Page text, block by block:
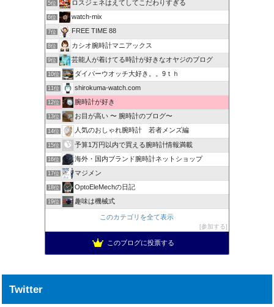
5位 ロスジェネはえてしてこだわりすぎる
6位 watch-mix
7位 FREE TIME 88
8位 カシオ腕時計マニアックス
9位 芸能人が着けてる時計が好きなオヤジのブログ
10位 ダイバーウオッチ大好き。。9ｔｈ
11位 shirokuma-watch.com
12位 腕時計が好き
13位 お目が高い 〜 腕時計のブログ〜
14位 人気のおしゃれ腕時計 若者メンズ編
15位 予算1万円以内で買える腕時計情報満載
16位 海外・国内ブランド腕時計ネットショップ
17位 マジメン
18位 OptoEleMechの日記
19位 趣味は機械式
このカテゴリを全て表示
参加する
このブログに投票する
Twitter